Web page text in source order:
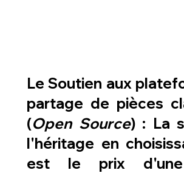
Le Soutien aux
partage de pièces
(Open Source) : La
l'héritage en
est le prix d'une